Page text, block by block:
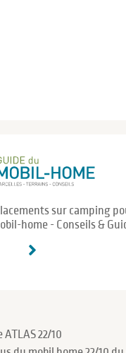
sur camping
home - Conseils &
22/10